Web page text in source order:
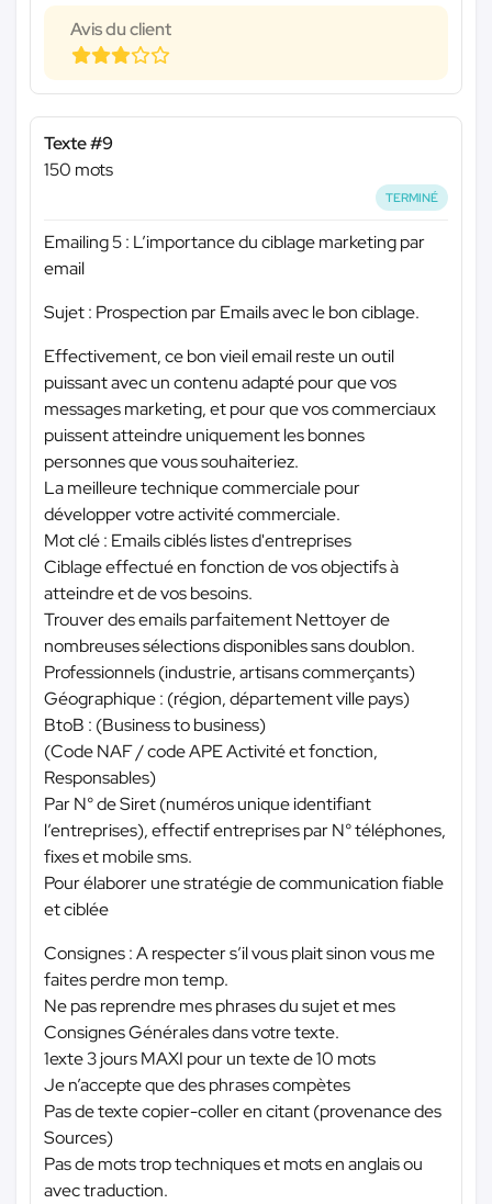
Avis du client
Texte #9
150 mots
TERMINÉ
Emailing 5 : L’importance du ciblage marketing par
email
Sujet : Prospection par Emails avec le bon ciblage.
Effectivement, ce bon vieil email reste un outil
puissant avec un contenu adapté pour que vos
messages marketing, et pour que vos commerciaux
puissent atteindre uniquement les bonnes
personnes que vous souhaiteriez.
La meilleure technique commerciale pour
développer votre activité commerciale.
Mot clé : Emails ciblés listes d'entreprises
Ciblage effectué en fonction de vos objectifs à
atteindre et de vos besoins.
Trouver des emails parfaitement Nettoyer de
nombreuses sélections disponibles sans doublon.
Professionnels (industrie, artisans commerçants)
Géographique : (région, département ville pays)
BtoB : (Business to business)
(Code NAF / code APE Activité et fonction,
Responsables)
Par N° de Siret (numéros unique identifiant
l’entreprises), effectif entreprises par N° téléphones,
fixes et mobile sms.
Pour élaborer une stratégie de communication fiable
et ciblée
Consignes : A respecter s’il vous plait sinon vous me
faites perdre mon temp.
Ne pas reprendre mes phrases du sujet et mes
Consignes Générales dans votre texte.
1exte 3 jours MAXI pour un texte de 10 mots
Je n’accepte que des phrases compètes
Pas de texte copier-coller en citant (provenance des
Sources)
Pas de mots trop techniques et mots en anglais ou
avec traduction.